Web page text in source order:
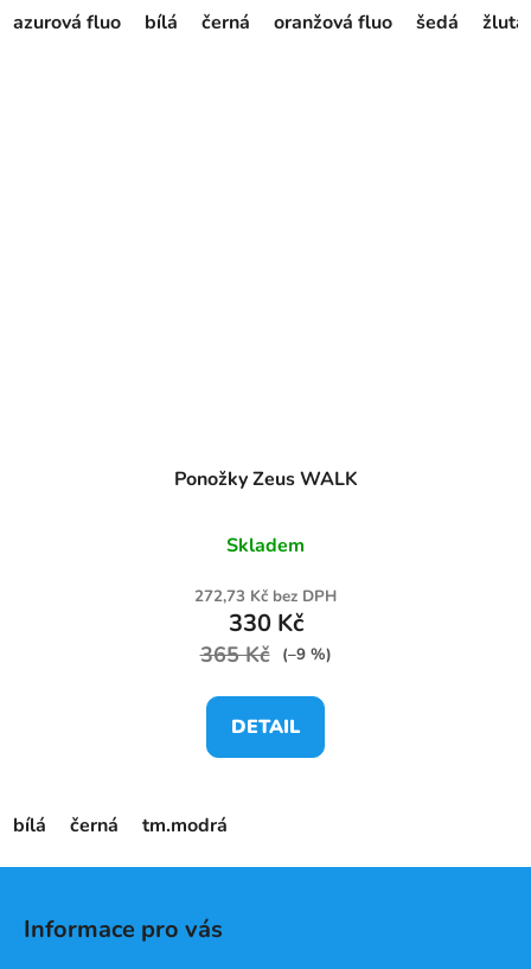
azurová fluo bílá černá oranžová fluo šedá
Ponožky Zeus WALK
Skladem
272,73 Kč bez DPH
330 Kč
365 Kč (–9 %)
DETAIL
bílá černá tm.modrá
Informace pro vás